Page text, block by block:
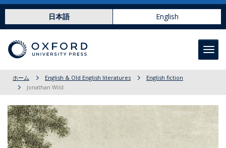
日本語 English
ホーム English & Old English literatures
English fiction
Jonathan Wild